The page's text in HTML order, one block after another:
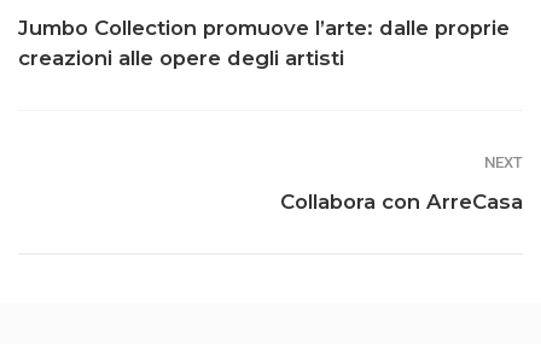
Jumbo Collection promuove l’arte: dalle proprie
creazioni alle opere degli artisti
NEXT
Collabora con ArreCasa